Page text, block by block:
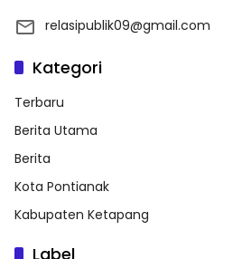
relasipublik09@gmail.com
Kategori
Terbaru
Berita Utama
Berita
Kota Pontianak
Kabupaten Ketapang
Label